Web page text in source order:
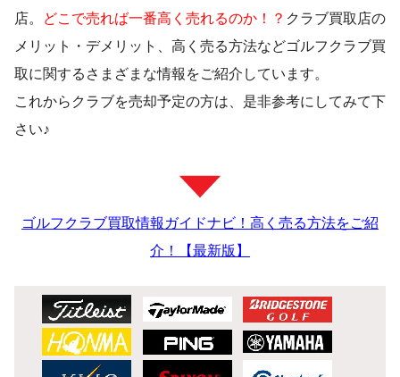
店。
どこで売れば一番高く売れるのか！？ クラブ買取店の
メリット・デメリット、高く売る方法などゴルフクラブ買
取に関するさまざまな情報をご紹介しています。
これからクラブを売却予定の方は、是非参考にしてみて下
さい♪
ゴルフクラブ買取情報ガイドナビ！高く売る方法をご紹
介！【最新版】